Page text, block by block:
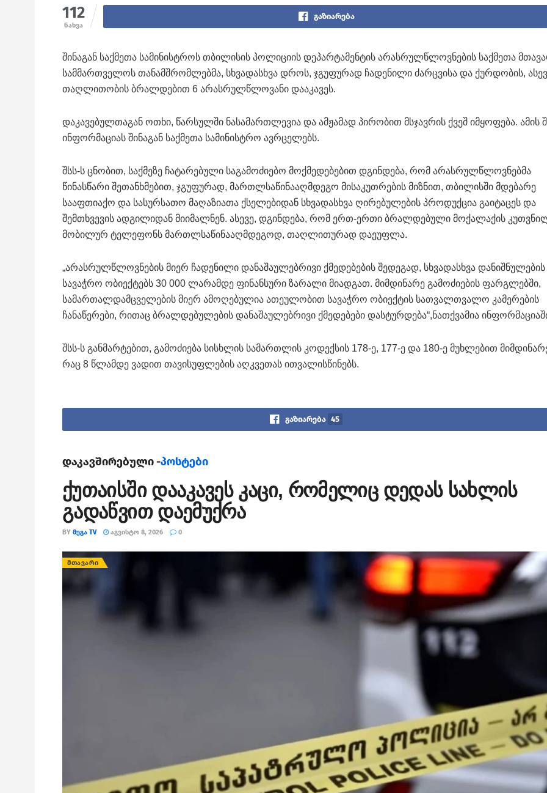
112
ნახვა
გაზიარება
შინაგან საქმეთა სამინისტროს თბილისის პოლიციის დეპარტამენტის არასრულწლოვნების საქმეთა
სამმართველოს თანამშრომლებმა, სხვადასხვა დროს, ჯგუფურად ჩადენილი ძარცვისა და ქურდობის,
თაღლითობის ბრალდებით 6 არასრულწლოვანი დააკავეს.
დაკავებულთაგან ოთხი, წარსულში ნასამართლევია და ამჟამად პირობით მსჯავრის ქვეშ იმყოფება. ამის
ინფორმაციას შინაგან საქმეთა სამინისტრო ავრცელებს.
შსს-ს ცნობით, საქმეზე ჩატარებული საგამოძიებო მოქმედებებით დგინდება, რომ არასრულწლოვნებმა
წინასწარი შეთანხმებით, ჯგუფურად, მართლსაწინააღმდეგო მისაკუთრების მიზნით, თბილისში მდებარე
სააფთიაქო და სასურსათო მაღაზიათა ქსელებიდან სხვადასხვა ღირებულების პროდუქცია გაიტაცეს და
შემთხვევის ადგილიდან მიიმალნენ. ასევე, დგინდება, რომ ერთ-ერთი ბრალდებული მოქალაქის
მობილურ ტელეფონს მართლსაწინააღმდეგოდ, თაღლითურად დაეუფლა.
„არასრულწლოვნების მიერ ჩადენილი დანაშაულებრივი ქმედებების შედეგად, სხვადასხვა დანიშნულების
სავაჭრო ობიექტებს 30 000 ლარამდე ფინანსური ზარალი მიადგათ. მიმდინარე გამოძიების ფარგლებში,
სამართალდამცველების მიერ ამოღებულია ათეულობით სავაჭრო ობიექტის სათვალთვალო კამერების
ჩანაწერები, რითაც ბრალდებულების დანაშაულებრივი ქმედებები დასტურდება“,ნათქვამია
შსს-ს განმარტებით, გამოძიება სისხლის სამართლის კოდექსის 178-ე, 177-ე და 180-ე მუხლებით
რაც 8 წლამდე ვადით თავისუფლების აღკვეთას ითვალისწინებს.
გაზიარება 45
დაკავშირებული -პოსტები
ქუთაისში დააკავეს კაცი, რომელიც დედას სახლის
გადაწვით დაემუქრა
BY ᲛᲔᲒᲐ TV ᲐᲒᲕᲘᲡᲢᲝ 8, 2026 0
ᲛᲗᲐᲕᲐᲠᲘ